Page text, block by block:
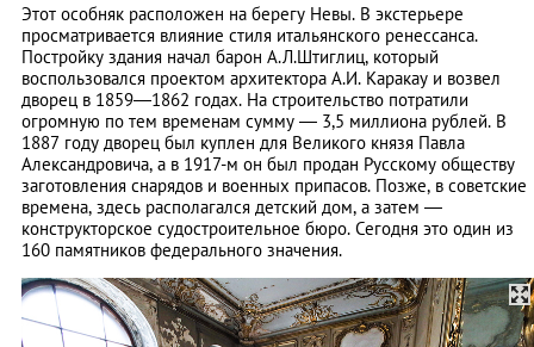
Этот особняк расположен на берегу Невы. В экстерьере
просматривается влияние стиля итальянского ренессанса.
Постройку здания начал барон А.Л.Штиглиц, который
воспользовался проектом архитектора А.И. Каракау и возвел
дворец в 1859—1862 годах. На строительство потратили
огромную по тем временам сумму — 3,5 миллиона рублей. В
1887 году дворец был куплен для Великого князя Павла
Александровича, а в 1917-м он был продан Русскому обществу
заготовления снарядов и военных припасов. Позже, в советские
времена, здесь располагался детский дом, а затем —
конструкторское судостроительное бюро. Сегодня это один из
160 памятников федерального значения.